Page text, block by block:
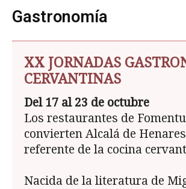
Gastronomía
XX JORNADAS
CERVANTINAS
Del 17 al 23 de octubre
Los restaurantes de
convierten Alcalá de
referente de la cocina
Nacida de la literatura de